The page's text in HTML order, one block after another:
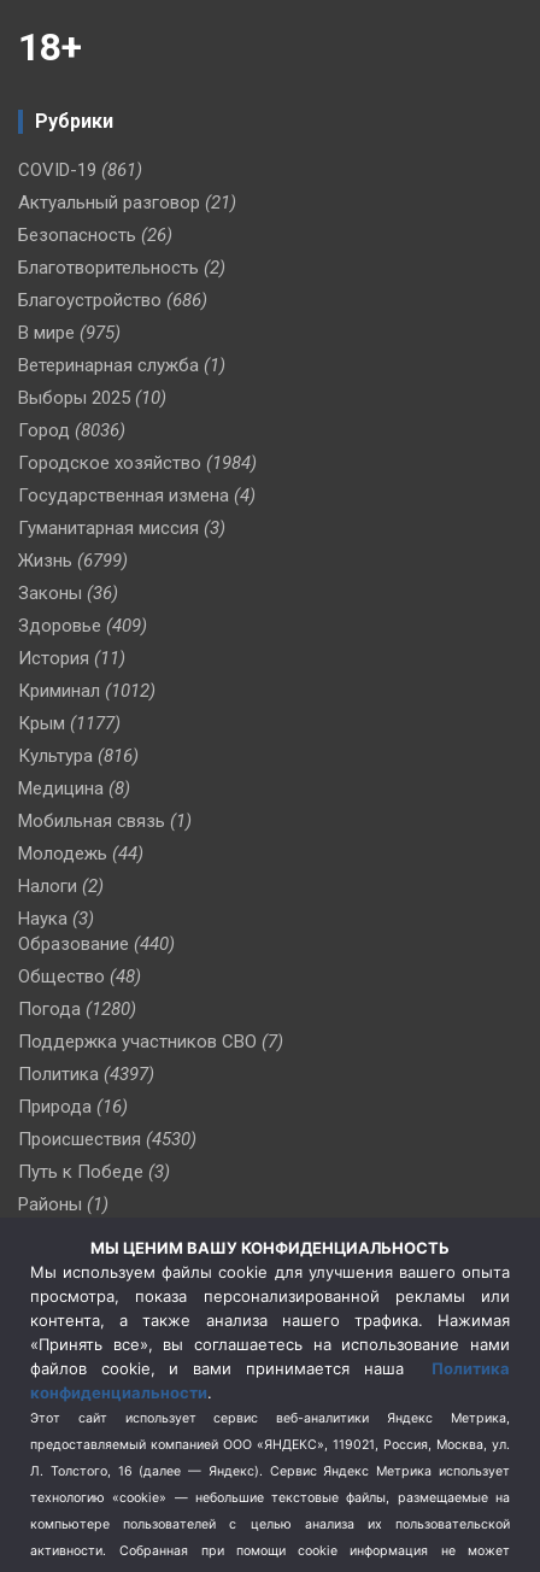
18+
Рубрики
COVID-19 (861)
Актуальный разговор (21)
Безопасность (26)
Благотворительность (2)
Благоустройство (686)
В мире (975)
Ветеринарная служба (1)
Выборы 2025 (10)
Город (8036)
Городское хозяйство (1984)
Государственная измена (4)
Гуманитарная миссия (3)
Жизнь (6799)
Законы (36)
Здоровье (409)
История (11)
Криминал (1012)
Крым (1177)
Культура (816)
Медицина (8)
Мобильная связь (1)
Молодежь (44)
Налоги (2)
Наука (3)
Образование (440)
Общество (48)
Погода (1280)
Поддержка участников СВО (7)
Политика (4397)
Природа (16)
Происшествия (4530)
Путь к Победе (3)
Районы (1)
(510)
Сельское хозяйство (3)
Социальная политика
(3)
Спецоперация в Украине
Спецоперация на Украине
(404)
Спорт (740)
Терроризм (1)
Транспорт (262)
Туризм (178)
Флот (76)
МЫ ЦЕНИМ ВАШУ КОНФИДЕНЦИАЛЬНОСТЬ
Мы используем файлы cookie для улучшения вашего опыта
просмотра, показа персонализированной рекламы или
контента, а также анализа нашего трафика. Нажимая
«Принять все», вы соглашаетесь на использование нами
файлов cookie, и вами принимается наша Политика
конфиденциальности.
Этот сайт использует сервис веб-аналитики Яндекс Метрика,
предоставляемый компанией ООО «ЯНДЕКС», 119021, Россия, Москва, ул.
Л. Толстого, 16 (далее — Яндекс). Сервис Яндекс Метрика использует
технологию «cookie» — небольшие текстовые файлы, размещаемые на
компьютере пользователей с целью анализа их пользовательской
активности.
Собранная при помощи cookie информация не может